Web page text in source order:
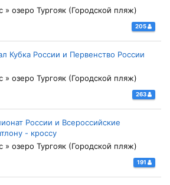
» озеро Тургояк (Городской пляж)
205
Кубка России и Первенство России
» озеро Тургояк (Городской пляж)
263
России и Всероссийские
- кроссу
» озеро Тургояк (Городской пляж)
191